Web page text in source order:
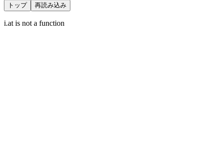
トップ 再読み込み
i.at is not a function